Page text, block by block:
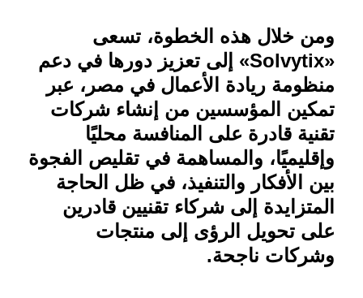
ومن خلال هذه الخطوة، تسعى
«
Solvytix» إلى تعزيز دورها في دعم
منظومة ريادة الأعمال في مصر، عبر
تمكين المؤسسين من إنشاء شركات
تقنية قادرة على المنافسة محليًا
وإقليميًا، والمساهمة في تقليص الفجوة
بين الأفكار والتنفيذ، في ظل الحاجة
المتزايدة إلى شركاء تقنيين قادرين
على تحويل الرؤى إلى منتجات
وشركات ناجحة.